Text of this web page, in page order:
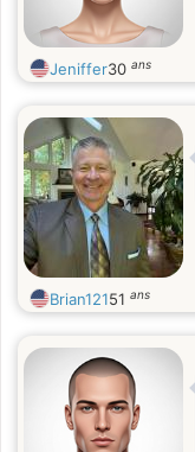
Jeniffer30 ans
Brian12151 ans